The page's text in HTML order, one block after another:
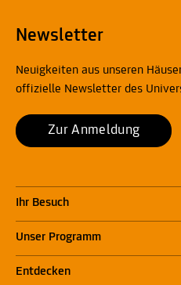
Newsletter
Neuigkeiten aus unseren
offizielle Newsletter des
Zur Anmeldung
Ihr Besuch
Unser Programm
Entdecken